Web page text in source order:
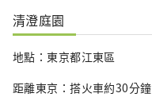
清澄庭園
地點：東京都江東區
距離東京：搭火車約30分鐘